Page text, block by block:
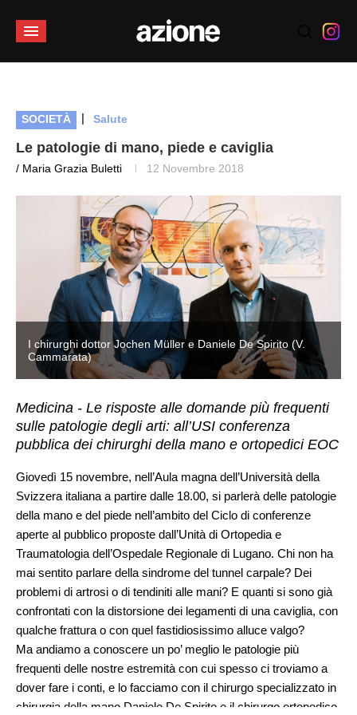
SOCIETÀ | Salute
Le patologie di mano, piede e caviglia
/ Maria Grazia Buletti 12 Novembre 2018
I chirurghi dottor Jochen Müller e Daniele De Spirito (V.
Cammarata)
Medicina - Le risposte alle domande più frequenti
sulle patologie degli arti: all’USI conferenza
pubblica dei chirurghi della mano e ortopedici EOC
Giovedì 15 novembre, nell’Aula magna dell’Università della
Svizzera italiana a partire dalle 18.00, si parlerà delle patologie
della mano e del piede nell’ambito del Ciclo di conferenze
aperte al pubblico proposte dall’Unità di Ortopedia e
Traumatologia dell’Ospedale Regionale di Lugano. Chi non ha
mai sentito parlare della sindrome del tunnel carpale? Dei
problemi di artrosi o di tendiniti alle mani? E quanti si sono già
confrontati con la distorsione dei legamenti di una caviglia, con
qualche frattura o con quel fastidiosissimo alluce valgo?
Ma andiamo a conoscere un po’ meglio le patologie più
frequenti delle nostre estremità con cui spesso ci troviamo a
dover fare i conti, e lo facciamo con il chirurgo specializzato in
chirurgia della mano Daniele De Spirito e il chirurgo ortopedico